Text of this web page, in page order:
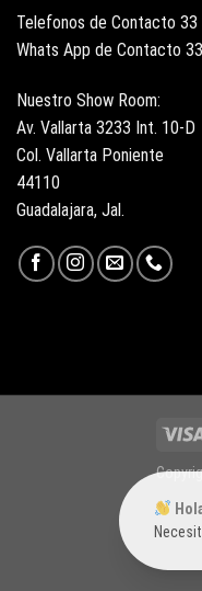
Telefonos de Contacto
Whats App de Contacto
Nuestro Show Room:
Av. Vallarta 3233 Int. 10-D
Col. Vallarta Poniente
44110
Guadalajara, Jal.